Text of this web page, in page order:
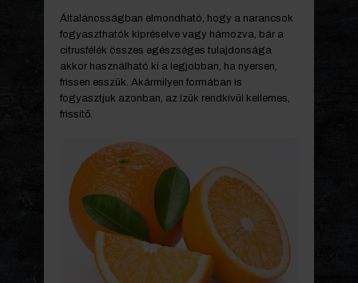
Általánosságban elmondható, hogy a narancsok
fogyaszthatók kipréselve vagy hámozva, bár a
citrusfélék összes egészséges tulajdonsága
akkor használható ki a legjobban, ha nyersen,
frissen esszük. Akármilyen formában is
fogyasztjuk azonban, az ízük rendkívül kellemes,
frissítő.